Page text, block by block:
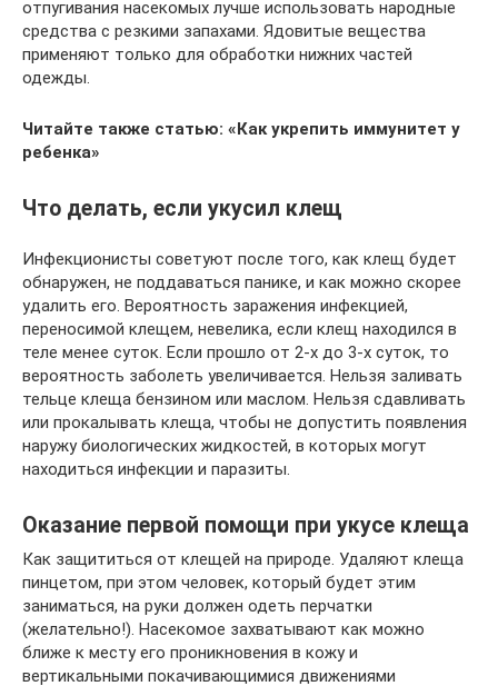
отпугивания насекомых лучше использовать народные
средства с резкими запахами. Ядовитые вещества
применяют только для обработки нижних частей
одежды.
Читайте также статью: «Как укрепить иммунитет у
ребенка»
Что делать, если укусил клещ
Инфекционисты советуют после того, как клещ будет
обнаружен, не поддаваться панике, и как можно скорее
удалить его. Вероятность заражения инфекцией,
переносимой клещем, невелика, если клещ находился в
теле менее суток. Если прошло от 2-х до 3-х суток, то
вероятность заболеть увеличивается. Нельзя заливать
тельце клеща бензином или маслом. Нельзя сдавливать
или прокалывать клеща, чтобы не допустить появления
наружу биологических жидкостей, в которых могут
находиться инфекции и паразиты.
Оказание первой помощи при укусе клеща
Как защититься от клещей на природе. Удаляют клеща
пинцетом, при этом человек, который будет этим
заниматься, на руки должен одеть перчатки
(желательно!). Насекомое захватывают как можно
ближе к месту его проникновения в кожу и
вертикальными покачивающимися движениями